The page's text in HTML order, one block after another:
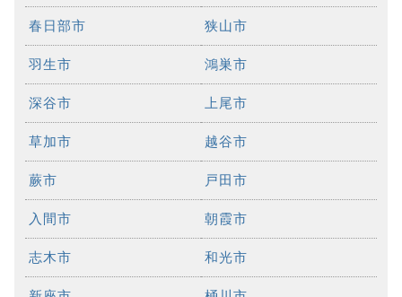
春日部市 狭山市
羽生市 鴻巣市
深谷市 上尾市
草加市 越谷市
蕨市 戸田市
入間市 朝霞市
志木市 和光市